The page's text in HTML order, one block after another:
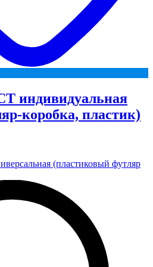
индивидуальная
коробка, пластик)